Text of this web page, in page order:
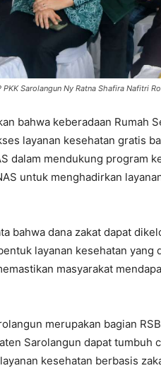
Sarolangun Ny Ratna Shafira Nafitri
bahwa keberadaan Rumah
layanan kesehatan gratis
dalam mendukung program
untuk menghadirkan
bahwa dana zakat dapat
layanan kesehatan yang
masyarakat
merupakan bagian
Sarolangun dapat tumbuh
kesehatan berbasis